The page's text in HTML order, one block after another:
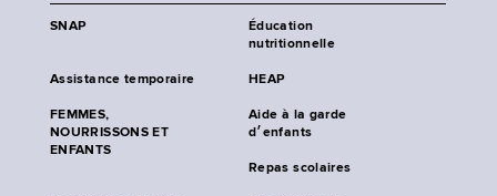
SNAP
Éducation
nutritionnelle
Assistance temporaire HEAP
FEMMES,
NOURRISSONS ET
ENFANTS
Aide à la garde
d׳enfants
Repas scolaires